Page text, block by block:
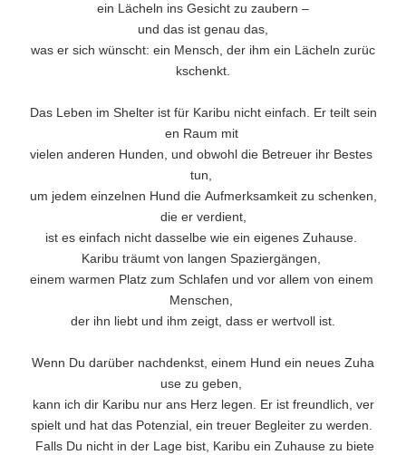
ein Lächeln ins Gesicht zu zaubern –
und das ist genau das,
was er sich wünscht: ein Mensch, der ihm ein Lächeln zurüc
kschenkt.
Das Leben im Shelter ist für Karibu nicht einfach. Er teilt sein
en Raum mit
vielen anderen Hunden, und obwohl die Betreuer ihr Bestes
tun,
um jedem einzelnen Hund die Aufmerksamkeit zu schenken,
die er verdient,
ist es einfach nicht dasselbe wie ein eigenes Zuhause.
Karibu träumt von langen Spaziergängen,
einem warmen Platz zum Schlafen und vor allem von einem
Menschen,
der ihn liebt und ihm zeigt, dass er wertvoll ist.
Wenn Du darüber nachdenkst, einem Hund ein neues Zuha
use zu geben,
kann ich dir Karibu nur ans Herz legen. Er ist freundlich, ver
spielt und hat das Potenzial, ein treuer Begleiter zu werden.
Falls Du nicht in der Lage bist, Karibu ein Zuhause zu biete